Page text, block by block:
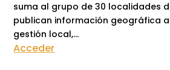
suma al grupo de 30 localidades
publican información geográfica
gestión local,...
Acceder